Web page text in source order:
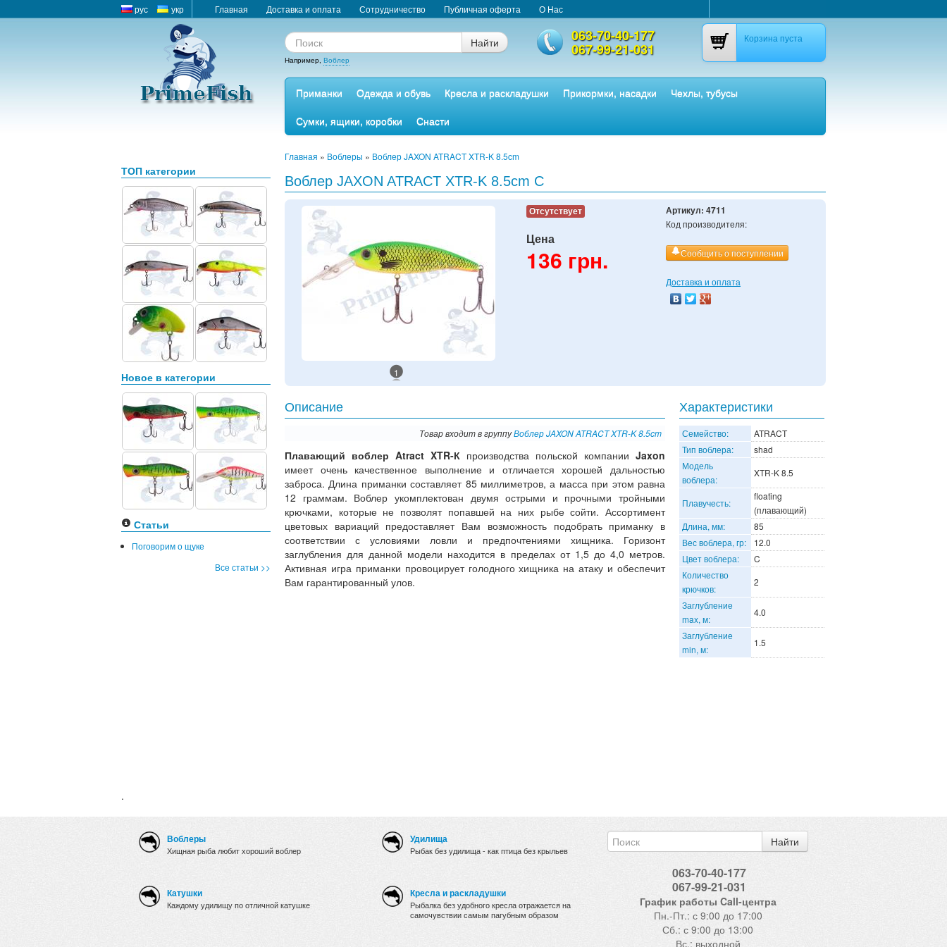
рус укр Главная Доставка и оплата Сотрудничество Публичная оферта О Нас
Найти
Например, Воблер
063-70-40-177
067-99-21-031
Корзина пуста
Приманки Одежда и обувь Кресла и раскладушки Прикормки, насадки
Чехлы, тубусы
Сумки, ящики, коробки
Снасти
ТОП категории
Новое в категории
Статьи
Поговорим о щуке
Все статьи >>
.
Главная » Воблеры » Воблер JAXON ATRACT XTR-K 8.5cm
Воблер JAXON ATRACT XTR-K 8.5cm C
1
Отсутствует
Цена
136 грн.
Артикул: 4711
Код производителя:
Сообщить о поступлении
Доставка и оплата
Описание
Товар входит в группуВоблер JAXON ATRACT XTR-K 8.5cm
Плавающий воблер Atract XTR-К производства польской компании Jaxon
имеет очень качественное выполнение и отличается хорошей дальностью
заброса. Длина приманки составляет 85 миллиметров, а масса при этом равна
12 граммам. Воблер укомплектован двумя острыми и прочными тройными
крючками, которые не позволят попавшей на них рыбе сойти. Ассортимент
цветовых вариаций предоставляет Вам возможность подобрать приманку в
соответствии с условиями ловли и предпочтениями хищника. Горизонт
заглубления для данной модели находится в пределах от 1,5 до 4,0 метров.
Активная игра приманки провоцирует голодного хищника на атаку и обеспечит
Вам гарантированный улов.
Характеристики
Семейство:
ATRACT
Тип воблера:
shad
Модель
воблера:
XTR-K 8.5
Плавучесть:
floating
(плавающий)
Длина, мм:
85
Вес воблера, гр:
12.0
Цвет воблера:
C
Количество
крючков:
2
Заглубление
max, м:
4.0
Заглубление
min, м:
1.5
Воблеры
Хищная рыба любит хороший воблер
Катушки
Каждому удилищу по отличной катушке
Удилища
Рыбак без удилища - как птица без крыльев
Кресла и раскладушки
Рыбалка без удобного кресла отражается на
самочувствии самым пагубным образом
Найти
063-70-40-177
067-99-21-031
График работы Call-центра
Пн.-Пт.: с 9:00 до 17:00
Сб.: с 9:00 до 13:00
Вс.: выходной